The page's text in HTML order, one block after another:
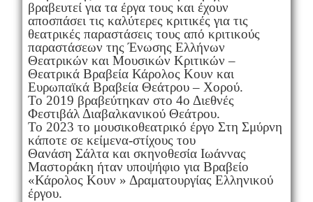
βραβευτεί για τα έργα τους και έχουν
αποσπάσει τις καλύτερες κριτικές για τις
θεατρικές παραστάσεις τους από κριτικούς
παραστάσεων της Ένωσης Ελλήνων
Θεατρικών και Μουσικών Κριτικών –
Θεατρικά Βραβεία Κάρολος Κουν και
Ευρωπαϊκά Βραβεία Θεάτρου – Χορού.
Το 2019 βραβεύτηκαν στο 4ο Διεθνές
Φεστιβάλ Διαβαλκανικού Θεάτρου.
Το 2023 το μουσικοθεατρικό έργο Στη Σμύρνη
κάποτε σε κείμενα-στίχους του
Θανάση Σάλτα και σκηνοθεσία Ιωάννας
Μαστοράκη ήταν υποψήφιο για Βραβείο
«Κάρολος Κουν » Δραματουργίας Ελληνικού
έργου.